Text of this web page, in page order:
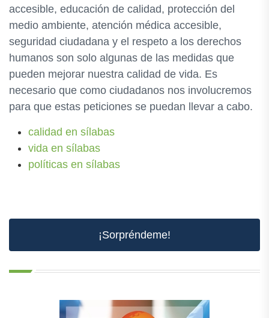
accesible, educación de calidad, protección del
medio ambiente, atención médica accesible,
seguridad ciudadana y el respeto a los derechos
humanos son solo algunas de las medidas que
pueden mejorar nuestra calidad de vida. Es
necesario que como ciudadanos nos involucremos
para que estas peticiones se puedan llevar a cabo.
calidad en sílabas
vida en sílabas
políticas en sílabas
¡Sorpréndeme!